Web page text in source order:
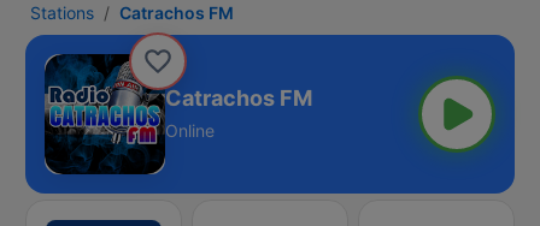
Stations Catrachos FM
Catrachos FM
Online